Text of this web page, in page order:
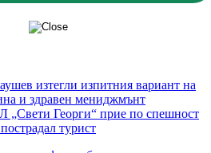
изтегли изпитния вариант на
и здравен мениджмънт
Георги“ прие по спешност
турист